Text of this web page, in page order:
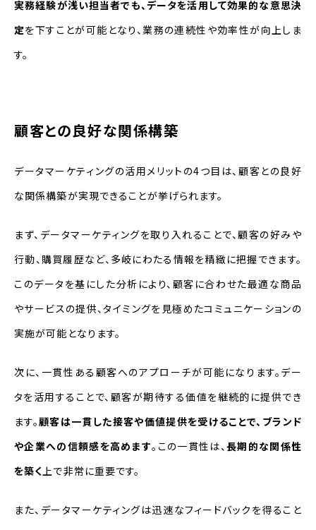
実務経験が浅い担当者でも、データを活用して効果的な意思決
定を下すことが可能となり、業務の連続性や効率性が向上しま
す。
顧客との良好な関係構築
データマーケティングの活用メリットの4つ目は、顧客との良好
な関係構築が実現できることが挙げられます。
まず、データマーケティングを取り入れることで、顧客の好みや
行動、購買履歴など、多岐にわたる情報を精緻に把握できます。
このデータを基にした分析により、顧客に合わせた最適な商品
やサービスの提供、タイミングを見極めたコミュニケーションの
実施が可能となります。
次に、一貫性ある顧客へのアプローチが可能になります。デー
タを活用することで、顧客が期待する価値を継続的に提供でき
ます。顧客は一貫した接客や価値提供を受けることで、ブランド
や企業への信頼感を高めます。この一貫性は、長期的な関係性
を築く上で非常に重要です。
また、データマーケティングは迅速なフィードバックを得ること